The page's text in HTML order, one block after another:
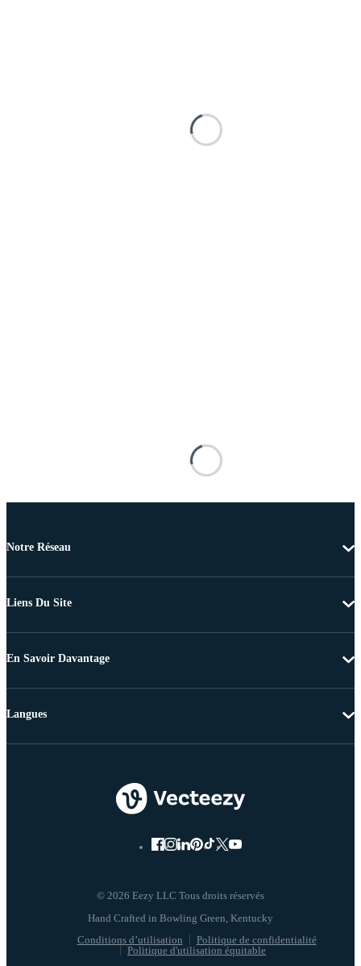
Notre Réseau
Liens Du Site
En Savoir Davantage
© 2026 Eezy LLC Tous droits réservés
Conditions d’utilisation
Politique de confidentialité
Politique d'utilisation équitable
Langues